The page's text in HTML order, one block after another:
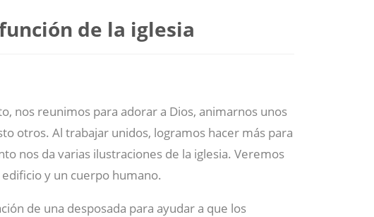
de la iglesia
nos reunimos para adorar a Dios, animarnos unos
otros. Al trabajar unidos, logramos hacer más para
nos da varias ilustraciones de la iglesia. Veremos
y un cuerpo humano.
de una desposada para ayudar a que los